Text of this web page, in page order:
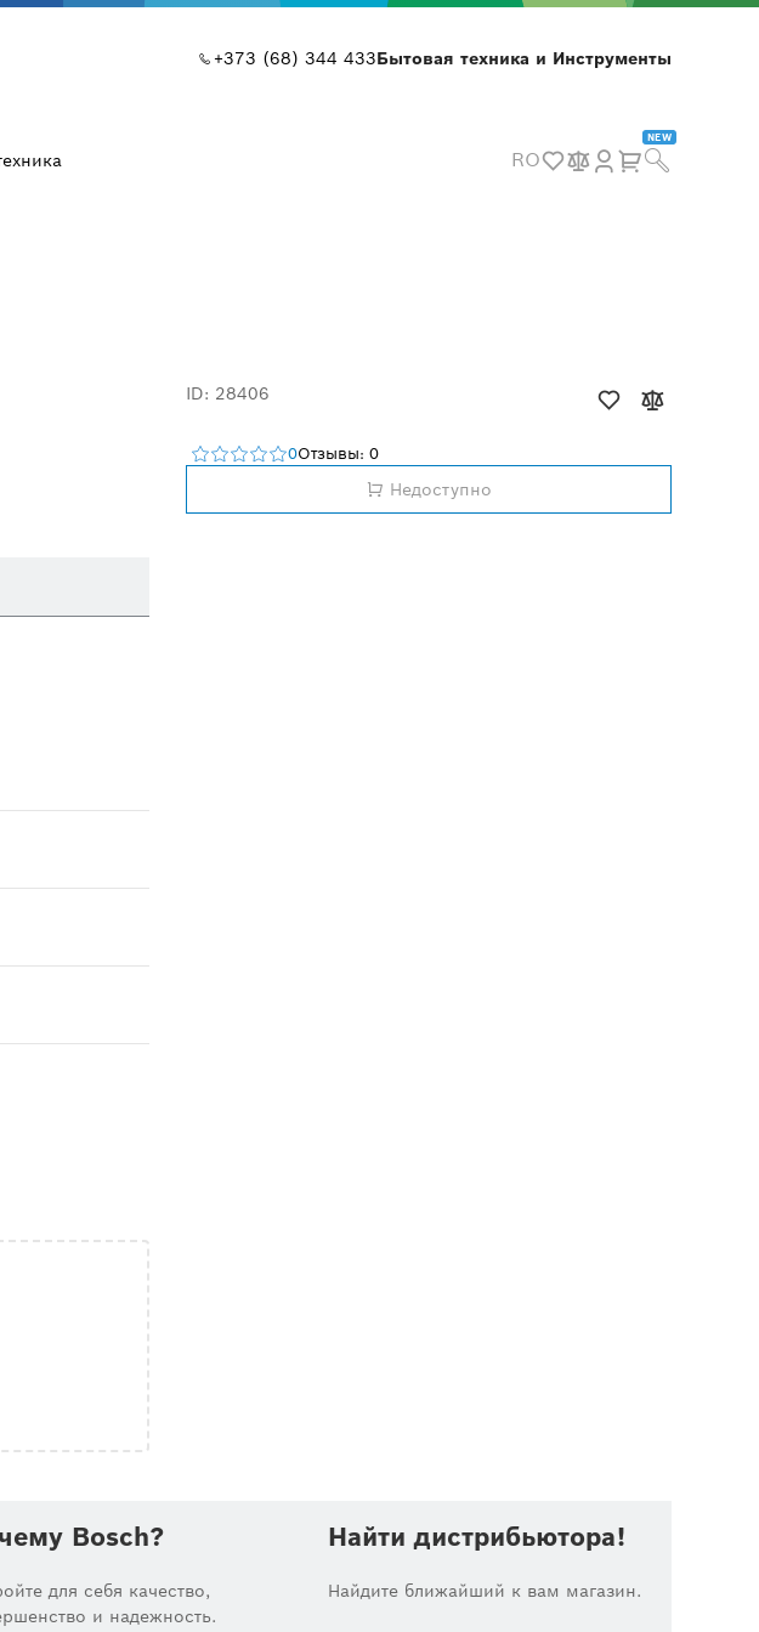
+373 (68) 344 433Бытовая техника и Инструменты
RO
NEW
ID: 28406
0Отзывы: 0
Недоступно
Bosch?
для себя качество,
и надежность.
Найти дистрибьютора!
Найдите ближайший к вам магазин.